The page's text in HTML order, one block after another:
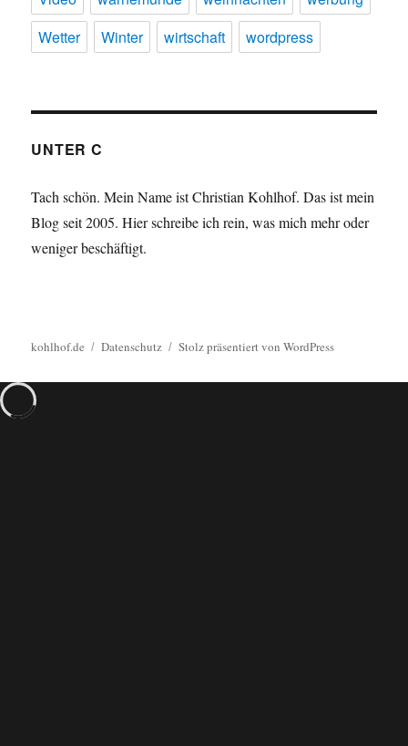
Wetter
Winter wirtschaft wordpress
UNTER C
Tach schön. Mein Name ist Christian Kohlhof. Das ist mein
Blog seit 2005. Hier schreibe ich rein, was mich mehr oder
weniger beschäftigt.
kohlhof.de Datenschutz Stolz präsentiert von WordPress